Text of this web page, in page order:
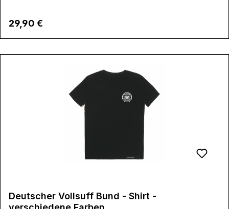
Regulärer Preis:
29,90 €
Deutscher Vollsuff Bund - Shirt -